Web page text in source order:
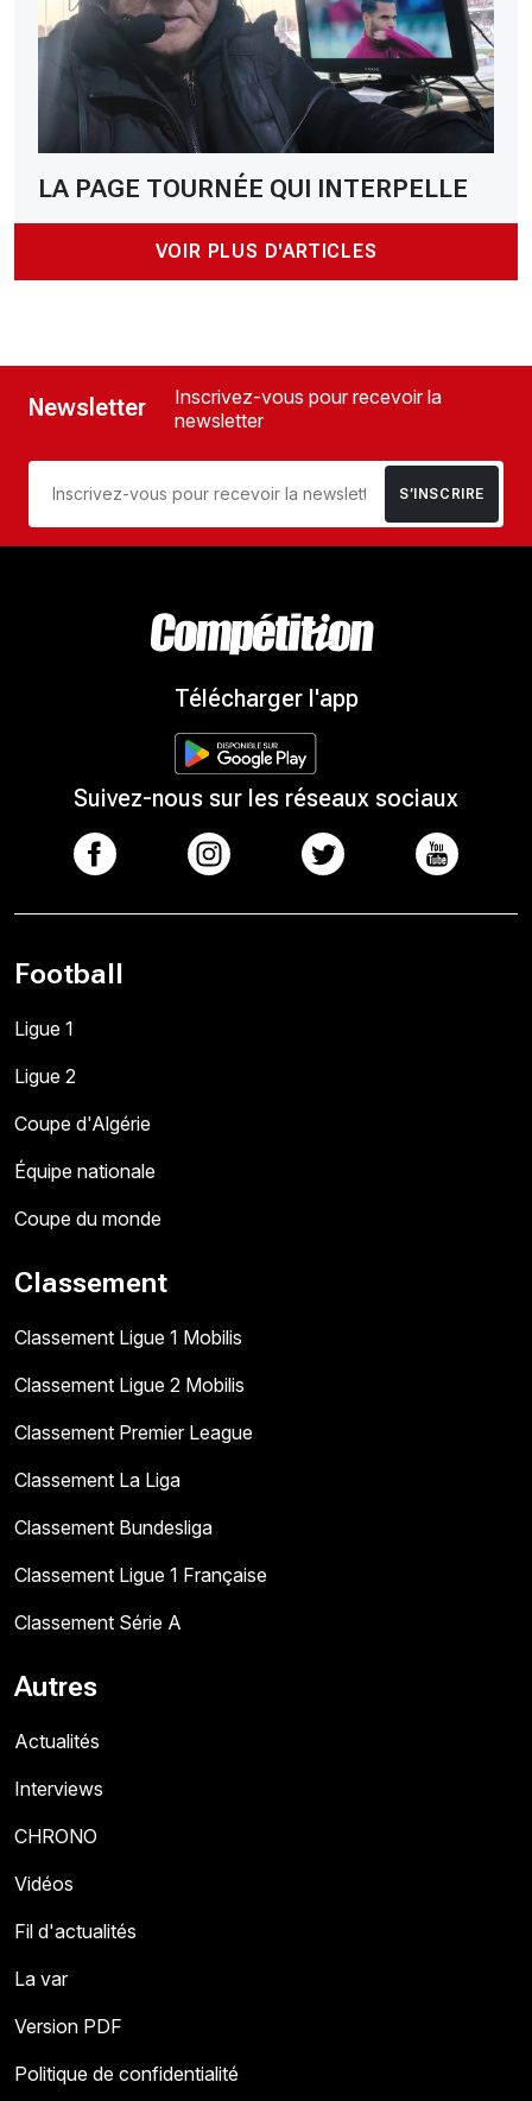
LA PAGE TOURNÉE QUI INTERPELLE
VOIR PLUS D'ARTICLES
Newsletter
Inscrivez-vous pour recevoir la
newsletter
S’INSCRIRE
Télécharger l'app
Suivez-nous sur les réseaux sociaux
Football
Ligue 1
Ligue 2
Coupe d'Algérie
Équipe nationale
Coupe du monde
Classement
Classement Ligue 1 Mobilis
Classement Ligue 2 Mobilis
Classement Premier League
Classement La Liga
Classement Bundesliga
Classement Ligue 1 Française
Classement Série A
Autres
Actualités
Interviews
CHRONO
Vidéos
Fil d'actualités
La var
Version PDF
Politique de confidentialité